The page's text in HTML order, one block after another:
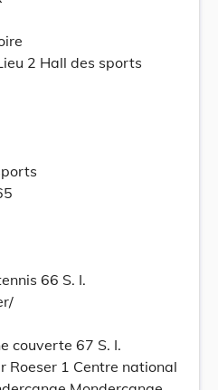
2 Hall des sports
66 S. I.
couverte 67 S. I.
Roeser 1 Centre national